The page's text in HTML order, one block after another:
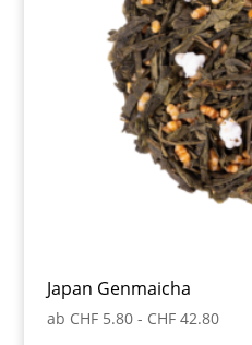
Japan Genmaicha
ab CHF5.80- CHF42.80